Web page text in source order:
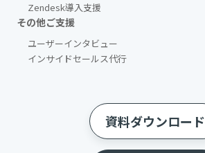
Zendesk導入支援
その他ご支援​
ユーザーインタビュー
インサイドセールス代行
資料ダウンロード